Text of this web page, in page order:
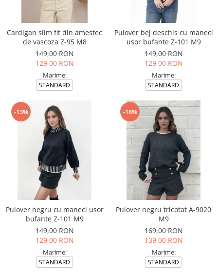
Incaltamine primavara-vara piele
Imbracaminte
Camasi si topuri
Blugi si pantaloni
Pulovere si cardigane
Incaltaminte toamna-iarna piele
Cardigan slim fit din amestec
de vascoza Z-95 M8
149,00 RON
129,00 RON
Marime:
STANDARD
Pulover bej deschis cu maneci
usor bufante Z-101 M9
149,00 RON
129,00 RON
Marime:
STANDARD
-13%
Pulover negru cu maneci usor
bufante Z-101 M9
149,00 RON
129,00 RON
Marime:
STANDARD
-18%
Pulover negru tricotat A-9020
M9
169,00 RON
139,00 RON
Marime:
STANDARD